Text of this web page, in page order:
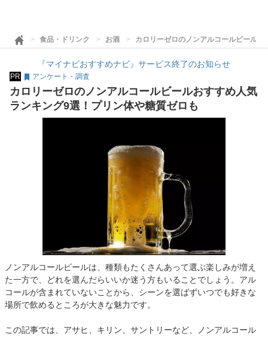
食品・ドリンク お酒 カロリーゼロのノンアルコールビール
『マイナビおすすめナビ』サービス終了のお知らせ
PR アンケート・調査
カロリーゼロのノンアルコールビールおすすめ人気
ランキング9選！プリン体や糖質ゼロも
ノンアルコールビールは、種類もたくさんあって選ぶ楽しみが増え
た一方で、どれを選んだらいいか迷う方もいることでしょう。アル
コールが含まれていないことから、シーンを選ばずいつでも好きな
場所で飲めるところが大きな魅力です。
この記事では、アサヒ、キリン、サントリーなど、ノンアルコール